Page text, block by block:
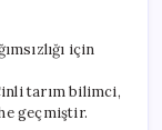
için
tarım bilimci,
geçmiştir.